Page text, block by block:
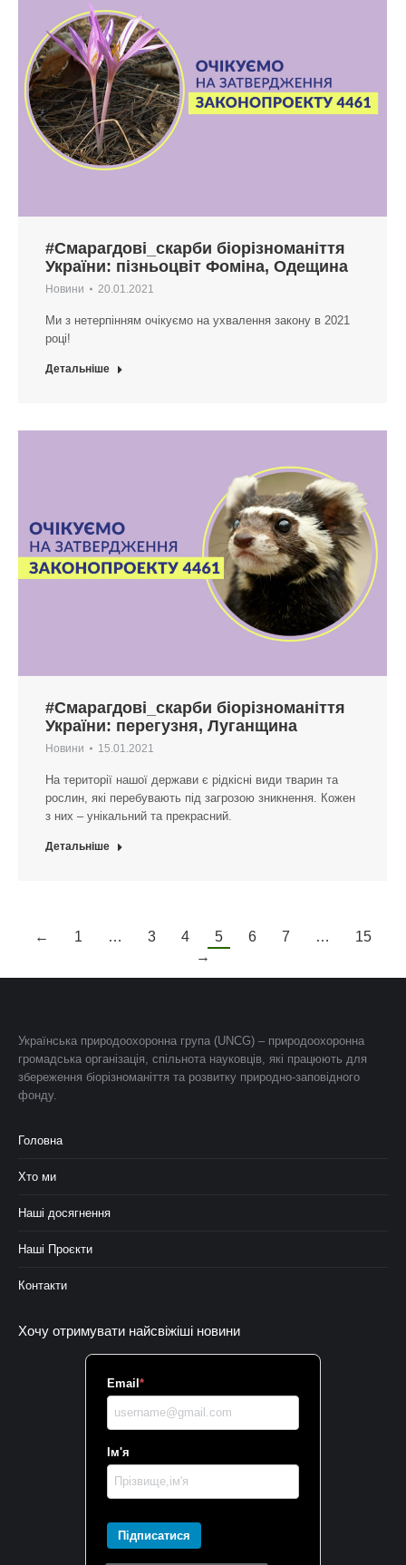
#Смарагдові_скарби біорізноманіття
України: пізньоцвіт Фоміна, Одещина
Новини 20.01.2021
Ми з нетерпінням очікуємо на ухвалення закону в 2021
році!
Детальніше
#Смарагдові_скарби біорізноманіття
України: перегузня, Луганщина
Новини 15.01.2021
На території нашої держави є рідкісні види тварин та
рослин, які перебувають під загрозою зникнення. Кожен
з них – унікальний та прекрасний.
Детальніше
← 1 … 3 4 5 6 7 …
15
→
Українська природоохоронна група (UNCG) – природоохоронна
громадська організація, спільнота науковців, які працюють для
збереження біорізноманіття та розвитку природно-заповідного
фонду.
Головна
Хто ми
Наші досягнення
Наші Проєкти
Контакти
Хочу отримувати найсвіжіші новини
Email *
Ім'я
Підписатися